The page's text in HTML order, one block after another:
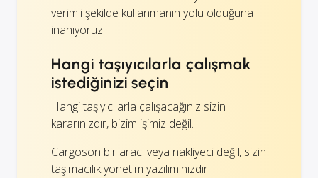
verimli şekilde kullanmanın yolu olduğuna
inanıyoruz.
Hangi taşıyıcılarla çalışmak
istediğinizi seçin
Hangi taşıyıcılarla çalışacağınız sizin
kararınızdır, bizim işimiz değil.
Cargoson bir aracı veya nakliyeci değil, sizin
taşımacılık yönetim yazılımınızdır.